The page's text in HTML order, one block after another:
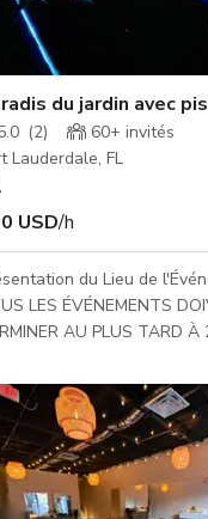
du jardin avec
(2) 60+ invités
Lauderdale, FL
USD/h
du Lieu de
LES ÉVÉNEMENTS
AU PLUS TARD À 22H. Ce
idéal pour accueillir
d'événements. Niché
et isolé, il est entouré
et de luxuriants
une intimité